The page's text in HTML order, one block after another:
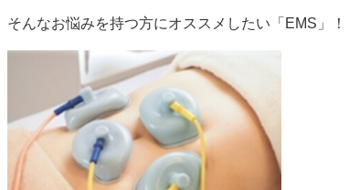
そんなお悩みを持つ方にオススメしたい「EMS」！